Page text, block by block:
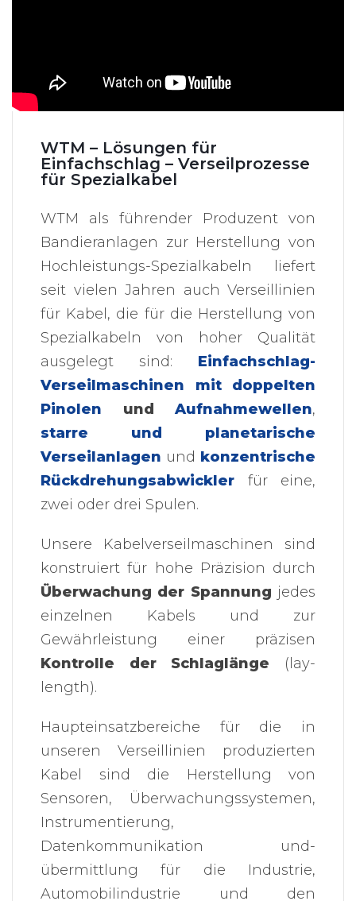
WTM – Lösungen für
Einfachschlag – Verseilprozesse
für Spezialkabel
WTM als führender Produzent von
Bandieranlagen zur Herstellung von
Hochleistungs-Spezialkabeln liefert
seit vielen Jahren auch Verseillinien
für Kabel, die für die Herstellung von
Spezialkabeln von hoher Qualität
ausgelegt sind: Einfachschlag-
Verseilmaschinen mit doppelten
Pinolen und Aufnahmewellen,
starre und planetarische
Verseilanlagen und konzentrische
Rückdrehungsabwickler für eine,
zwei oder drei Spulen.
Unsere Kabelverseilmaschinen sind
konstruiert für hohe Präzision durch
Überwachung der Spannung jedes
einzelnen Kabels und zur
Gewährleistung einer präzisen
Kontrolle der Schlaglänge (lay-
length).
Haupteinsatzbereiche für die in
unseren Verseillinien produzierten
Kabel sind die Herstellung von
Sensoren, Überwachungssystemen,
Instrumentierung,
Datenkommunikation und-
übermittlung für die Industrie,
Automobilindustrie und den